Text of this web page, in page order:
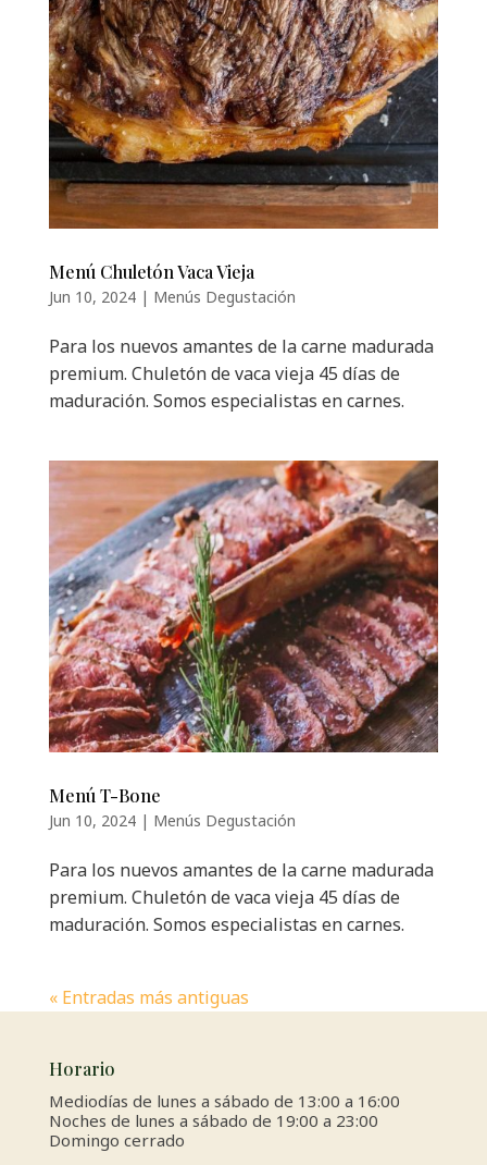
Menú Chuletón Vaca Vieja
Jun 10, 2024| Menús Degustación
Para los nuevos amantes de la carne madurada
premium. Chuletón de vaca vieja 45 días de
maduración. Somos especialistas en carnes.
Menú T-Bone
Jun 10, 2024| Menús Degustación
Para los nuevos amantes de la carne madurada
premium. Chuletón de vaca vieja 45 días de
maduración. Somos especialistas en carnes.
« Entradas más antiguas
Horario
Mediodías de lunes a sábado de 13:00 a 16:00
Noches de lunes a sábado de 19:00 a 23:00
Domingo cerrado